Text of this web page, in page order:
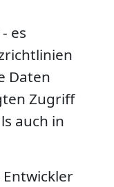
- es
Daten
Zugriff
auch in